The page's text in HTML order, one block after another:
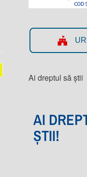
Ai dreptul să știi
AI
ȘTII!